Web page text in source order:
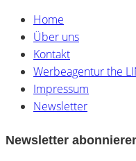
Home
Über uns
Kontakt
Werbeagentur the
Impressum
Newsletter
Newsletter